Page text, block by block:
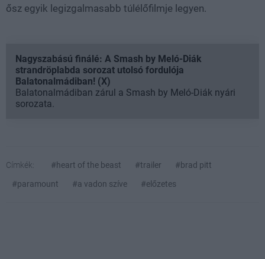
ősz egyik legizgalmasabb túlélőfilmje legyen.
Nagyszabású finálé: A Smash by Meló-Diák
strandröplabda sorozat utolsó fordulója
Balatonalmádiban! (X)
Balatonalmádiban zárul a Smash by Meló-Diák nyári
sorozata.
Címkék: #heart of the beast #trailer
#brad pitt
#paramount
#a vadon szíve #előzetes